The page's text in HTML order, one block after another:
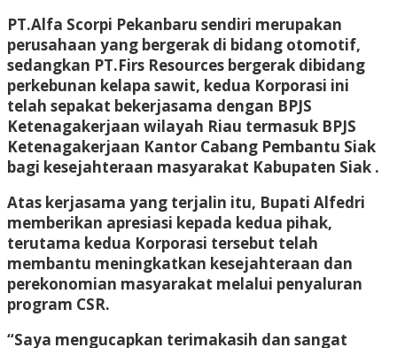
PT.Alfa Scorpi Pekanbaru sendiri merupakan
perusahaan yang bergerak di bidang otomotif,
sedangkan PT.Firs Resources bergerak dibidang
perkebunan kelapa sawit, kedua Korporasi ini
telah sepakat bekerjasama dengan BPJS
Ketenagakerjaan wilayah Riau termasuk BPJS
Ketenagakerjaan Kantor Cabang Pembantu Siak
bagi kesejahteraan masyarakat Kabupaten Siak .
Atas kerjasama yang terjalin itu, Bupati Alfedri
memberikan apresiasi kepada kedua pihak,
terutama kedua Korporasi tersebut telah
membantu meningkatkan kesejahteraan dan
perekonomian masyarakat melalui penyaluran
program CSR.
“Saya mengucapkan terimakasih dan sangat